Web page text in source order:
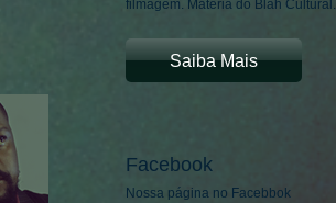
filmagem. Matéria do Blah Cultural.
Saiba Mais
Facebook
Nossa página no Facebbok